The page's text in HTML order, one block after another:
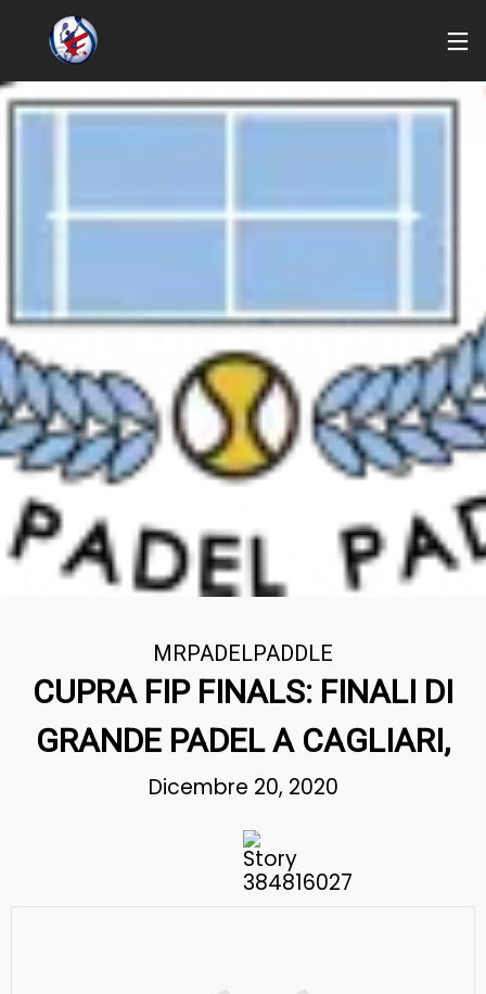
MRPADELPADDLE
CUPRA FIP FINALS: FINALI DI
GRANDE PADEL A CAGLIARI,
Dicembre 20, 2020